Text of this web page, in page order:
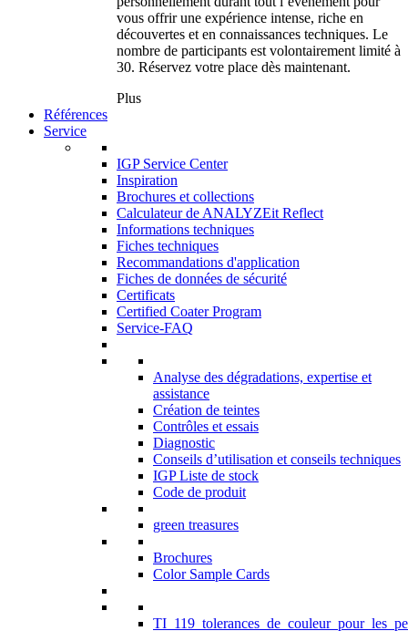
vous offrir une expérience intense, riche en
découvertes et en connaissances techniques. Le
nombre de participants est volontairement limité à
30. Réservez votre place dès maintenant.
Plus
Références
Service
IGP Service Center
Inspiration
Brochures et collections
Calculateur de ANALYZEit Reflect
Informations techniques
Fiches techniques
Recommandations d'application
Fiches de données de sécurité
Certificats
Certified Coater Program
Service-FAQ
Analyse des dégradations, expertise et
assistance
Création de teintes
Contrôles et essais
Diagnostic
Conseils d’utilisation et conseils techniques
IGP Liste de stock
Code de produit
green treasures
Brochures
Color Sample Cards